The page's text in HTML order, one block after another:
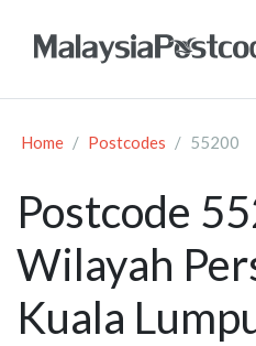
Home Postcodes 55200
Postcode
Wilayah
Kuala